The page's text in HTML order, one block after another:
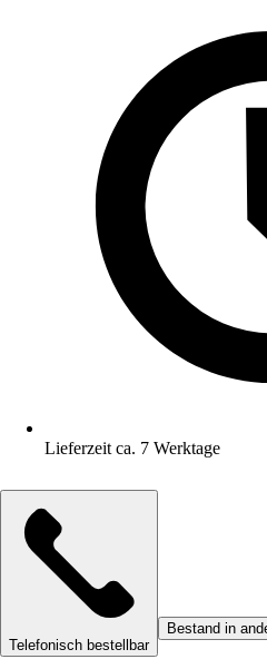
Lieferzeit ca. 7 Werktage
Telefonisch bestellbar
Bestand in